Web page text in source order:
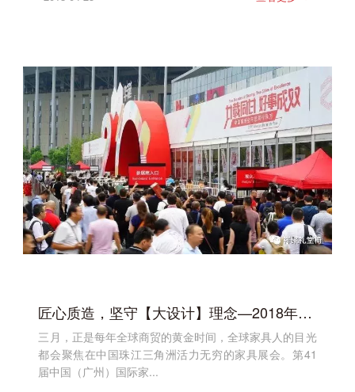
匠心质造，坚守【大设计】理念—2018年中国家博会即将亮相广州
三月，正是每年全球商贸的黄金时间，全球家具人的目光
都会聚焦在中国珠江三角洲活力无穷的家具展会。第41
届中国（广州）国际家...